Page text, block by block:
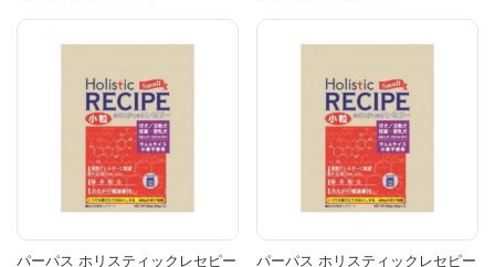
パーパス ホリスティックレセピー パーパス ホリスティックレセピー